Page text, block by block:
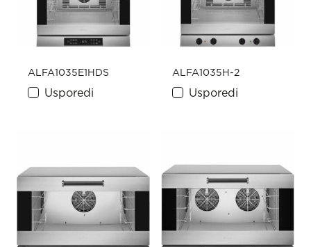
ALFA1035E1HDS
Usporedi
ALFA1035H-2
Usporedi